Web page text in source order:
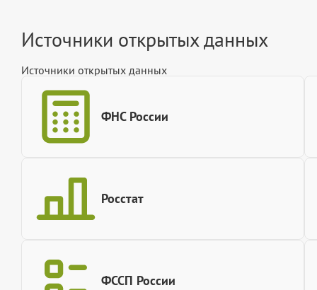
Источники открытых данных
Источники открытых данных
ФНС России
Росстат
ФССП России